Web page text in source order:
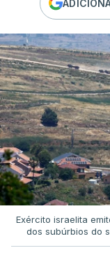
Exército israelita
dos subúrbios do